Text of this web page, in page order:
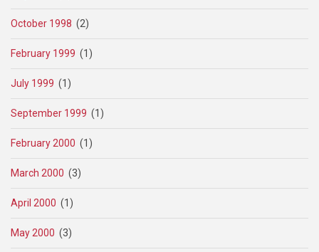
October 1998 (2)
February 1999 (1)
July 1999 (1)
September 1999 (1)
February 2000 (1)
March 2000 (3)
April 2000 (1)
May 2000 (3)